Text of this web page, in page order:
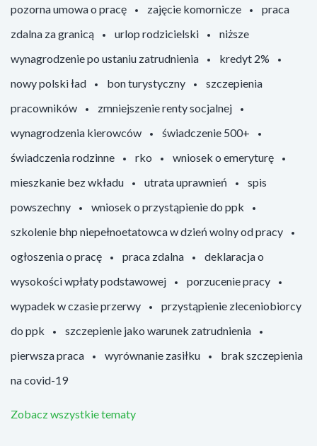
pozorna umowa o pracę
zajęcie komornicze
praca
zdalna za granicą
urlop rodzicielski
niższe
wynagrodzenie po ustaniu zatrudnienia
kredyt 2%
nowy polski ład
bon turystyczny
szczepienia
pracowników
zmniejszenie renty socjalnej
wynagrodzenia kierowców
świadczenie 500+
świadczenia rodzinne
rko
wniosek o emeryturę
mieszkanie bez wkładu
utrata uprawnień
spis
powszechny
wniosek o przystąpienie do ppk
szkolenie bhp niepełnoetatowca w dzień wolny od pracy
ogłoszenia o pracę
praca zdalna
deklaracja o
wysokości wpłaty podstawowej
porzucenie pracy
wypadek w czasie przerwy
przystąpienie zleceniobiorcy
do ppk
szczepienie jako warunek zatrudnienia
pierwsza praca
wyrównanie zasiłku
brak szczepienia
na covid-19
Zobacz wszystkie tematy